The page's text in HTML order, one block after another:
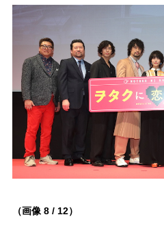
（画像 8 / 12）